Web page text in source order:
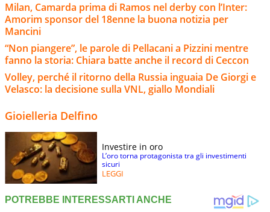
Milan, Camarda prima di Ramos nel derby con l’Inter:
Amorim sponsor del 18enne la buona notizia per
Mancini
“Non piangere”, le parole di Pellacani a Pizzini mentre
fanno la storia: Chiara batte anche il record di Ceccon
Volley, perché il ritorno della Russia inguaia De Giorgi e
Velasco: la decisione sulla VNL, giallo Mondiali
Gioielleria Delfino
Investire in oro
L’oro torna protagonista tra gli investimenti
sicuri
LEGGI